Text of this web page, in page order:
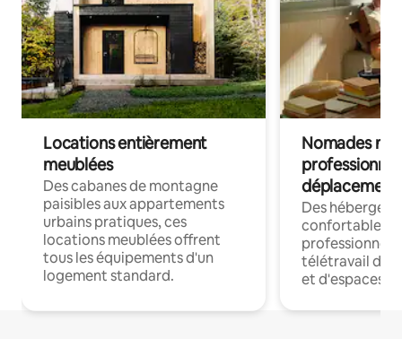
Locations entièrement
meublées
Des cabanes de montagne
paisibles aux appartements
urbains pratiques, ces
locations meublées offrent
tous les équipements d'un
logement standard.
Nomades
déplacement
Des
confortables
professionnels
télétravail
et d'espaces